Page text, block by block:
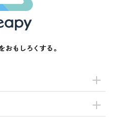
おもしろくする。